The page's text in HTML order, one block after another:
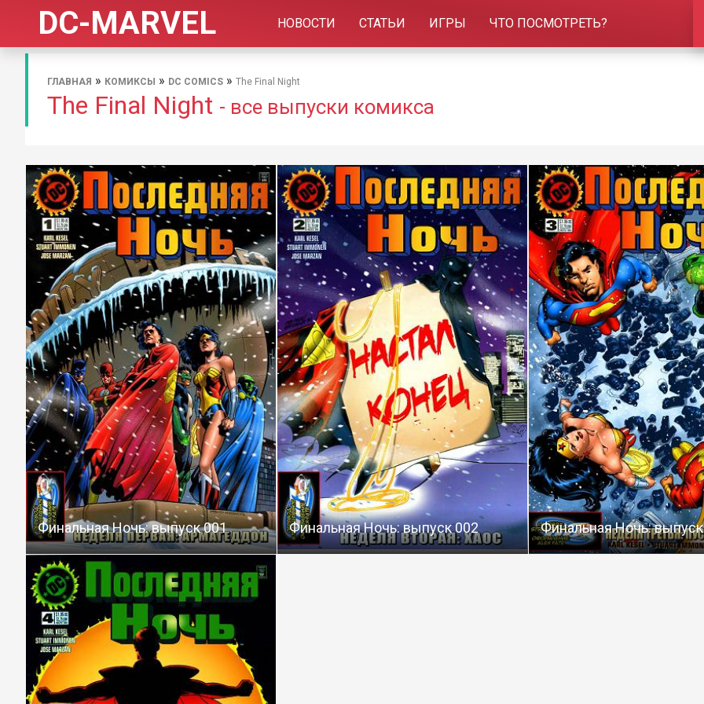
DC-MARVEL НОВОСТИ СТАТЬИ ИГРЫ ЧТО ПОСМОТРЕТЬ?
ГЛАВНАЯ » КОМИКСЫ » DC COMICS » The Final Night
The Final Night - все выпуски комикса
Финальная Ночь: выпуск 001 Финальная Ночь: выпуск 002 Финальная Ночь: